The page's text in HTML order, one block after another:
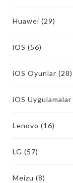
Huawei (29)
iOS (56)
iOS Oyunlar (28)
iOS Uygulamalar
Lenovo (16)
LG (57)
Meizu (8)